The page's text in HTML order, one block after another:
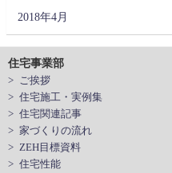
2018年4月
住宅事業部
> ご挨拶
> 住宅施工・実例集
> 住宅関連記事
> 家づくりの流れ
> ZEH目標資料
> 住宅性能